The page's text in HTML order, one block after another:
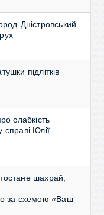
Дністровський
підлітків
слабкість
Юлії
шахрай,
за схемою «Ваш